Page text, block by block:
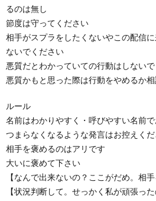
るのは無し
節度は守ってください
相手がスプラをしたくないやこの配信
ないでください
悪質だとわかっていての行動はしない
悪質かもと思った際は行動をやめるか
ルール
名前はわかりやすく・呼びやすい名前
つまらなくなるような発言はお控えく
相手を褒めるのはアリです
大いに褒めて下さい
【なんで出来ないの？ここがだめ。相手
【状況判断して。せっかく私が頑張っ